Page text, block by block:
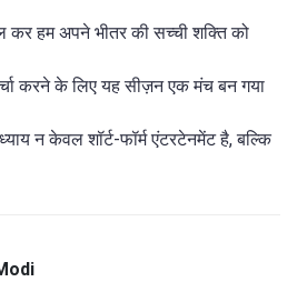
कर हम अपने भीतर की सच्ची शक्ति को
करने के लिए यह सीज़न एक मंच बन गया
न केवल शॉर्ट-फॉर्म एंटरटेनमेंट है, बल्कि